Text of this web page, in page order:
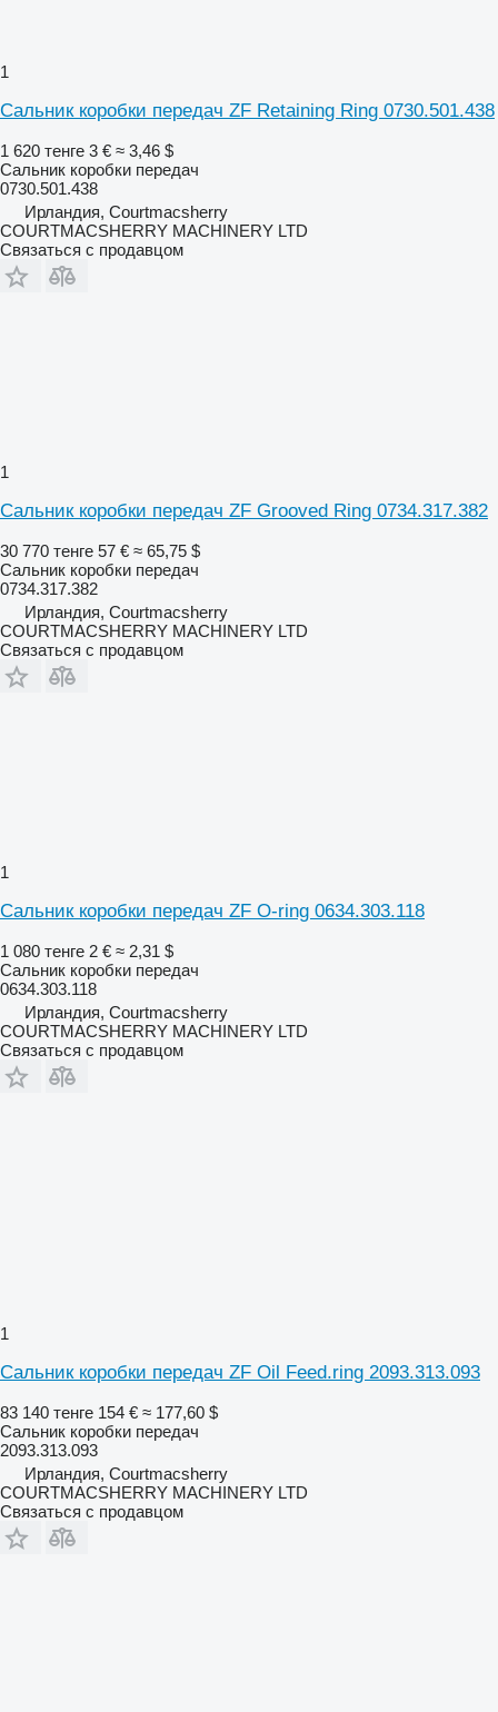
1
Сальник коробки передач ZF Retaining Ring 0730.501.438
1 620 тенге 3 € ≈ 3,46 $
Сальник коробки передач
0730.501.438
Ирландия, Courtmacsherry
COURTMACSHERRY MACHINERY LTD
Связаться с продавцом
1
Сальник коробки передач ZF Grooved Ring 0734.317.382
30 770 тенге 57 € ≈ 65,75 $
Сальник коробки передач
0734.317.382
Ирландия, Courtmacsherry
COURTMACSHERRY MACHINERY LTD
Связаться с продавцом
1
Сальник коробки передач ZF O-ring 0634.303.118
1 080 тенге 2 € ≈ 2,31 $
Сальник коробки передач
0634.303.118
Ирландия, Courtmacsherry
COURTMACSHERRY MACHINERY LTD
Связаться с продавцом
1
Сальник коробки передач ZF Oil Feed.ring 2093.313.093
83 140 тенге 154 € ≈ 177,60 $
Сальник коробки передач
2093.313.093
Ирландия, Courtmacsherry
COURTMACSHERRY MACHINERY LTD
Связаться с продавцом